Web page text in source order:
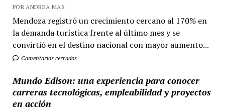
POR ANDREA MAS
Mendoza registró un crecimiento cercano al 170% en
la demanda turística frente al último mes y se
convirtió en el destino nacional con mayor aumento...
Comentarios cerrados
Mundo Edison: una experiencia para conocer
carreras tecnológicas, empleabilidad y proyectos
en acción